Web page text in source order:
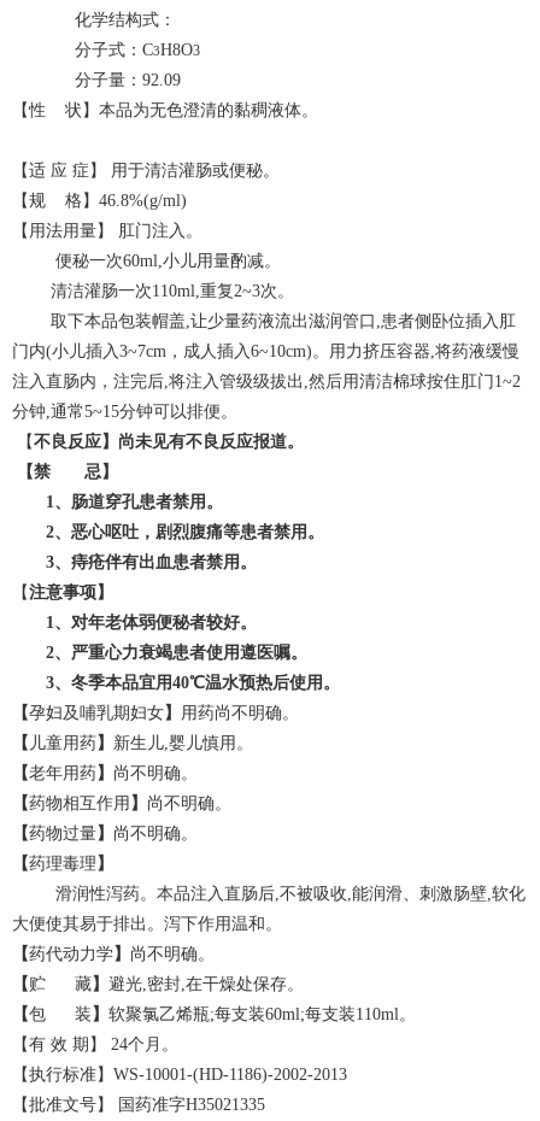
化学结构式：
分子式：C3H8O3
分子量：92.09
【性 状】本品为无色澄清的黏稠液体。
【适 应 症】 用于清洁灌肠或便秘。
【规 格】46.8%(g/ml)
【用法用量】 肛门注入。
便秘一次60ml,小儿用量酌减。
清洁灌肠一次110ml,重复2~3次。
取下本品包装帽盖,让少量药液流出滋润管口,患者侧卧位插入肛
门内(小儿插入3~7cm，成人插入6~10cm)。用力挤压容器,将药液缓慢
注入直肠内，注完后,将注入管级级拔出,然后用清洁棉球按住肛门1~2
分钟,通常5~15分钟可以排便。
【不良反应】 尚未见有不良反应报道。
【禁 忌 】
1、肠道穿孔患者禁用。
2、恶心呕吐，剧烈腹痛等患者禁用。
3、痔疮伴有出血患者禁用。
【注意事项 】
1、对年老体弱便秘者较好。
2、严重心力衰竭患者使用遵医嘱。
3、冬季本品宜用40℃温水预热后使用。
【孕妇及哺乳期妇女】
用药尚不明确。
【 儿童用药】 新生儿,婴儿慎用。
【老年用药】 尚不明确。
【药物相互作用 】 尚不明确。
【药物过量】 尚不明确。
【药理毒理 】
滑润性泻药。本品注入直肠后,不被吸收,能润滑、刺激肠壁,软化
大便使其易于排出。泻下作用温和。
【药代动力学】 尚不明确。
【 贮 藏】 避光,密封,在干燥处保存。
【包 装 】 软聚氯乙烯瓶;每支装60ml;每支装110ml。
【有 效 期】 24个月。
【执行标准】WS-10001-(HD-1186)-2002-2013
【批准文号】 国药准字H35021335